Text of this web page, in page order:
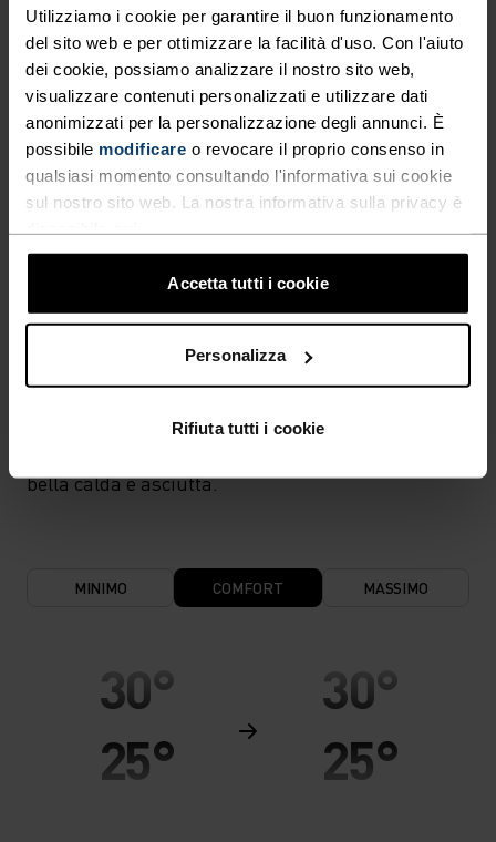
Utilizziamo i cookie per garantire il buon funzionamento
del sito web e per ottimizzare la facilità d'uso. Con l'aiuto
dei cookie, possiamo analizzare il nostro sito web,
visualizzare contenuti personalizzati e utilizzare dati
anonimizzati per la personalizzazione degli annunci. È
possibile modificare o revocare il proprio consenso in
qualsiasi momento consultando l'informativa sui cookie
sul nostro sito web. La nostra informativa sulla privacy è
Accetta tutti i cookie
Personalizza
Rifiuta tutti i cookie
POLIESTERE ED ELASTAN
Questo tessuto unisce il poliestere, un materiale robusto
e anti sudore che mantiene la forma, all’elastan,
elasticizzato ed estensibile. Il risultato? Un misto che
offre la massima libertà di movimento.
SISTEMA DI CONTROLLO DELLA TEMPERATURA
WARM
Abbigliamento sportivo altamente funzionale e
confortevole e biancheria intima tecnica con
ottimo isolamento termico. Ideale per tutte le
attività invernali. Traspirante, per un'efficace
bella calda e asciutta.
MINIMO COMFORT MASSIMO
30°
25°
30°
25°